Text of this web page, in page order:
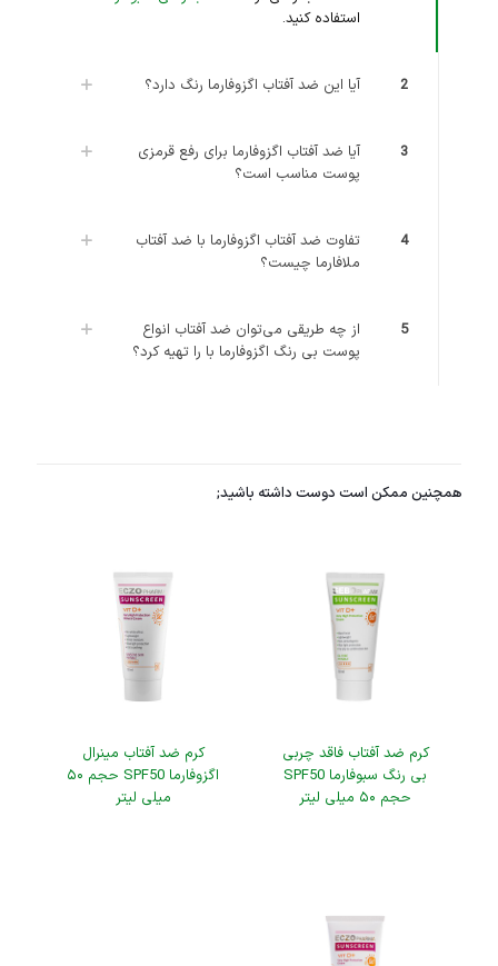
استفاده کنید.
2 آیا این ضد آفتاب اگزوفارما رنگ دارد؟
3
آیا ضد آفتاب اگزوفارما برای رفع قرمزی
پوست مناسب است؟
4
تفاوت ضد آفتاب اگزوفارما با ضد آفتاب
ملافارما چیست؟
5
از چه طریقی می‌توان ضد آفتاب انواع
پوست بی رنگ اگزوفارما با را تهیه کرد؟
همچنین ممکن است دوست داشته باشید;
کرم ضد آفتاب فاقد چربی
بی رنگ سبوفارما SPF50
حجم ۵۰ میلی لیتر
کرم ضد آفتاب مینرال
اگزوفارما SPF50 حجم ۵۰
میلی لیتر